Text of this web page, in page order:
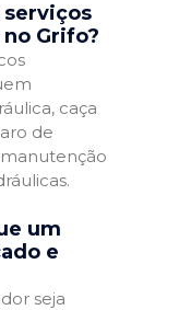
serviços
Grifo?
caça
de
um
e
seja